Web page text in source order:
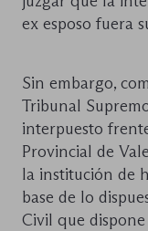
ex esposo fuera
Sin embargo,
Tribunal
interpuesto
Provincial de
la institución de
base de lo
Civil que